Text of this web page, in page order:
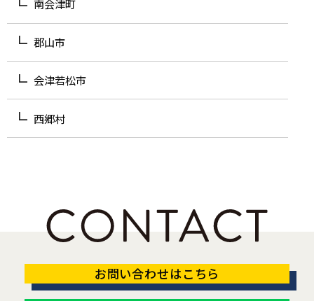
南会津町
郡山市
会津若松市
西郷村
お問い合わせはこちら